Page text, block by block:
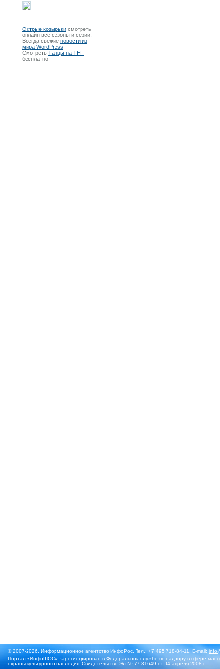
Острые козырьки смотреть
онлайн все сезоны и серии.
Всегда свежие новости из
мира WordPress
Смотреть Танцы на ТНТ
бесплатно
© 2007-2026, Информационное агентство ИнфоРос. Тел.: +7 495 718-84-11, E-mail:
Портал «ИнфоШОС» зарегистрирован в Федеральной службе по надзору в сфере
охраны культурного наследия. Свидетельство Эл № 77-31649 от 04 апреля 2008 г.